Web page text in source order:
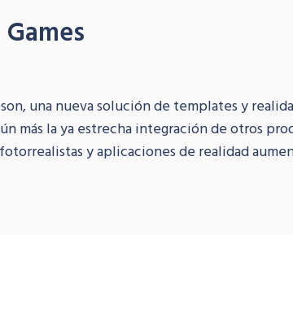
una nueva solución de templates y
más la ya estrecha integración de otros
y aplicaciones de realidad